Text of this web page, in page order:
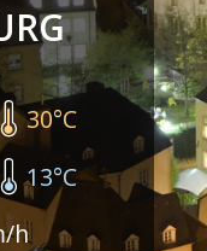
30°C
13°C
h